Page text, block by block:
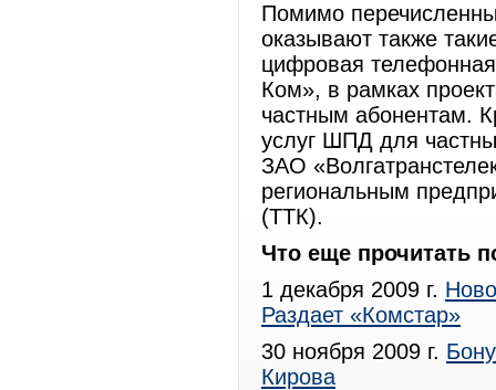
Помимо
оказывают также
цифровая
Ком», в рамках
частным абонентам.
услуг ШПД для
ЗАО
региональным
(ТТК).
Что еще прочитать
1 декабря 2009 г.
Раздает «Комстар»
30 ноября 2009 г.
Кирова